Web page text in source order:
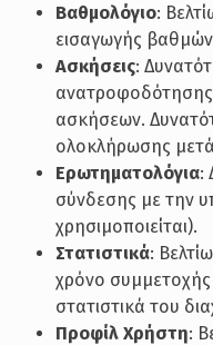
Βαθμολόγιο:
εισαγωγής
Ασκήσεις:
ανατροφοδότησης
ασκήσεων.
ολοκλήρωσης
Ερωτηματολόγια:
σύνδεσης με την
χρησιμοποιείται).
Στατιστικά:
χρόνο συμμετοχής
στατιστικά του
Προφίλ Χρήστη: